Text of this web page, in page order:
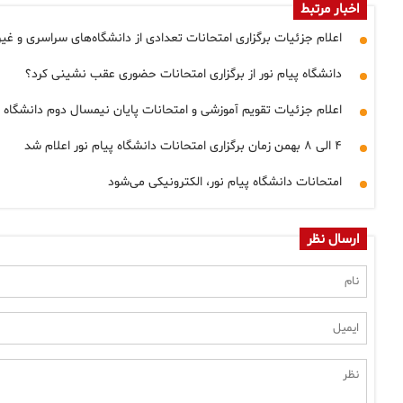
اخبار مرتبط
اعلام جزئیات برگزاری امتحانات تعدادی از دانشگاه‌های سراسری و
دانشگاه پیام نور از برگزاری امتحانات حضوری عقب نشینی کرد؟
اعلام جزئیات تقویم آموزشی و امتحانات پایان نیمسال دوم دانشگاه
۴ الی ۸ بهمن زمان برگزاری امتحانات دانشگاه پیام نور اعلام شد
امتحانات دانشگاه پیام نور، الکترونیکی می‌شود
ارسال نظر